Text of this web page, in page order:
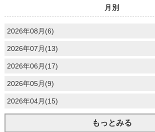
月別
2026年08月(6)
2026年07月(13)
2026年06月(17)
2026年05月(9)
2026年04月(15)
もっとみる